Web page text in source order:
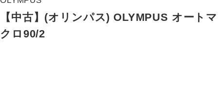
【中古】(オリンパス) OLYMPUS オートマ
クロ90/2